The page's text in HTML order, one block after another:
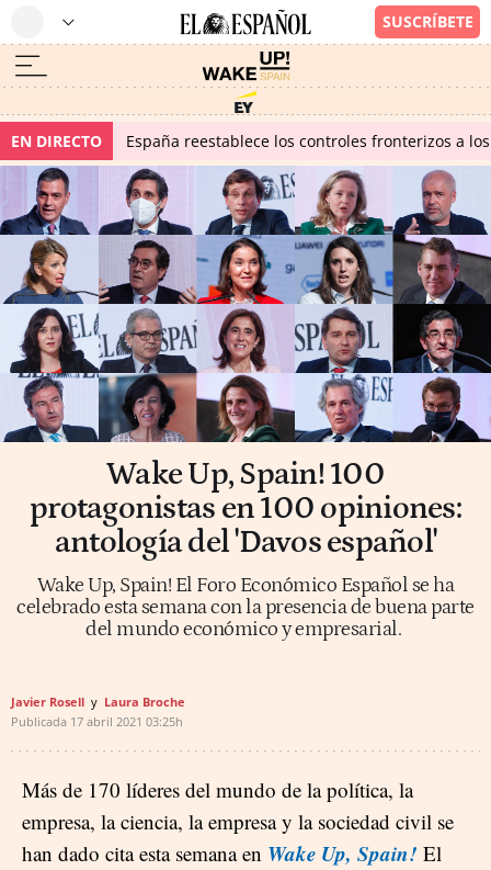
EN DIRECTO España reestablece los controles fronterizos a
Wake Up, Spain! 100
protagonistas en 100 opiniones:
antología del 'Davos español'
Wake Up, Spain! El Foro Económico Español se ha
celebrado esta semana con la presencia de buena parte
del mundo económico y empresarial.
Javier Rosell
Laura Broche
Publicada 17 abril 2021 03:25h
Más de 170 líderes del mundo de la política, la
empresa, la ciencia, la empresa y la sociedad civil se
han dado cita esta semana en Wake Up, Spain! El